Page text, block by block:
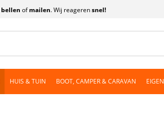
bellen ofmailen. Wij reagerensnel!
HUIS & TUIN BOOT, CAMPER & CARAVAN